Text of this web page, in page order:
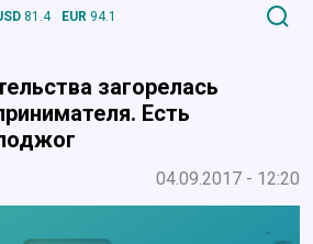
81.4 EUR 94.1
загорелась
Есть
04.09.2017 - 12:20